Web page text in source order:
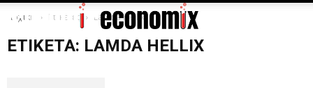
Αρχική Ετικέτες Lamda Hellix
ΕΤΙΚΈΤΑ: LAMDA HELLIX